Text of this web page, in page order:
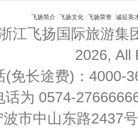
飞扬简介 飞扬文化 飞扬荣誉 诚征英
江飞扬国际旅游集
2026, All
(免长途费)：4000-
话为 0574-
波市中山东路2437